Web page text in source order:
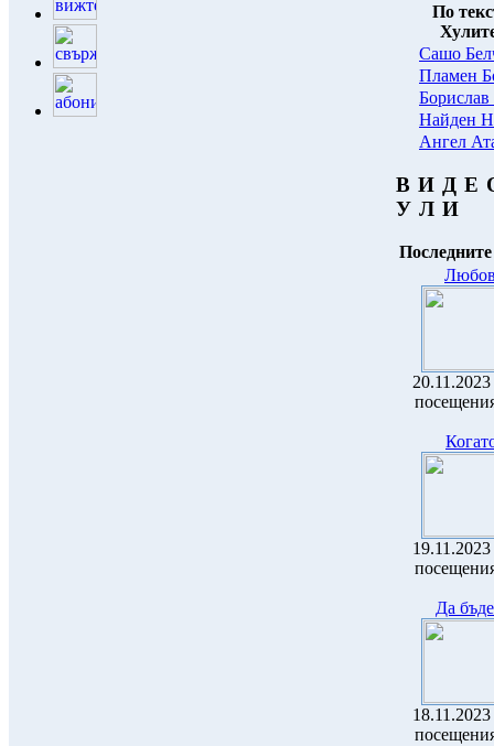
По
Сашо
Пламен
Борислав
Найден
Ангел
В И Д
У Л И
Да